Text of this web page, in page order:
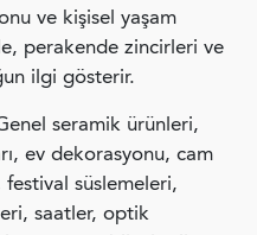
ve kişisel yaşam
perakende zincirleri ve
ilgi gösterir.
seramik ürünleri,
ev dekorasyonu, cam
süslemeleri,
saatler, optik